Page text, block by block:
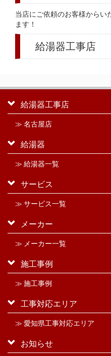
当店にご依頼のお客様からい
ます！
給湯器工事店
給湯器工事店
≫ 名古屋店
給湯器
≫ 給湯器一覧
サービス
≫ サービス一覧
メーカー
≫ メーカー一覧
施工事例
≫ 施工事例
工事対応エリア
≫ 愛知県工事対応エリア
お知らせ